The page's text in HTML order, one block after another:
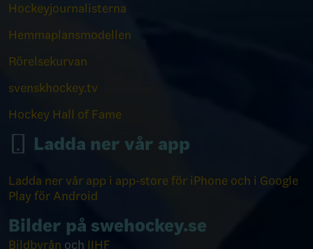
Hockeyjournalisterna
Hemmaplansmodellen
Rörelsekurvan
svenskhockey.tv
Hockey Hall of Fame
Ladda ner vår app
Ladda ner vår app i app-store för iPhone och i Google
Play för Android
Bilder på swehockey.se
Bildbyrån och IIHF